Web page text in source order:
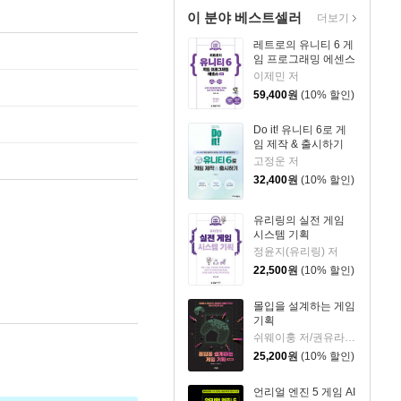
이 분야 베스트셀러
레트로의 유니티 6 게
임 프로그래밍 에센스
이제민 저
59,400원 (10% 할인)
Do it! 유니티 6로 게
임 제작 & 출시하기
고정운 저
32,400원 (10% 할인)
유리링의 실전 게임
시스템 기획
정윤지(유리링) 저
22,500원 (10% 할인)
몰입을 설계하는 게임
기획
25,200원 (10% 할인)
언리얼 엔진 5 게임 AI
더보기